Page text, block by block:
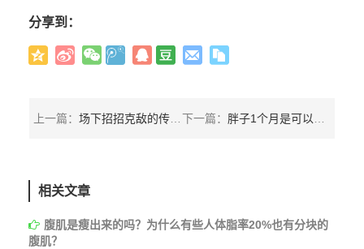
分享到：
上一篇： 场下招招克敌的传统武术为何上场就失效？究竟练的是武功还是舞功 下一篇： 胖子1个月是可以练成肌肉男的，前提是你不能虚！
相关文章
腹肌是瘦出来的吗？为什么有些人体脂率20%也有分块的
腹肌？